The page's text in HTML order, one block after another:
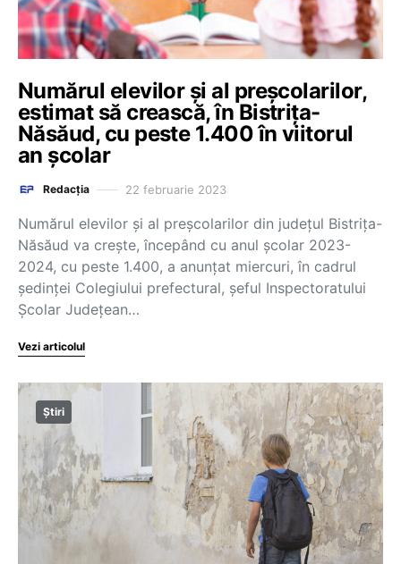
Numărul elevilor și al preșcolarilor,
estimat să crească, în Bistrița-
Năsăud, cu peste 1.400 în viitorul
an școlar
Redacția 22 februarie 2023
Numărul elevilor şi al preşcolarilor din judeţul Bistriţa-
Năsăud va creşte, începând cu anul şcolar 2023-
2024, cu peste 1.400, a anunţat miercuri, în cadrul
şedinţei Colegiului prefectural, şeful Inspectoratului
Şcolar Județean…
Vezi articolul
Știri